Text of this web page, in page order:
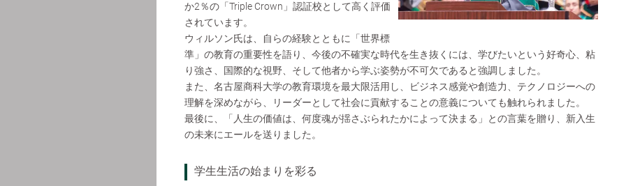
か2％の「Triple Crown」認証校として高く評価
されています。
ウィルソン氏は、自らの経験とともに「世界標
準」の教育の重要性を語り、今後の不確実な時代を生き抜くには、学びたいという好奇心、粘
り強さ、国際的な視野、そして他者から学ぶ姿勢が不可欠であると強調しました。
また、名古屋商科大学の教育環境を最大限活用し、ビジネス感覚や創造力、テクノロジーへの
理解を深めながら、リーダーとして社会に貢献することの意義についても触れられました。
最後に、「人生の価値は、何度魂が揺さぶられたかによって決まる」との言葉を贈り、新入生
の未来にエールを送りました。
学生生活の始まりを彩る